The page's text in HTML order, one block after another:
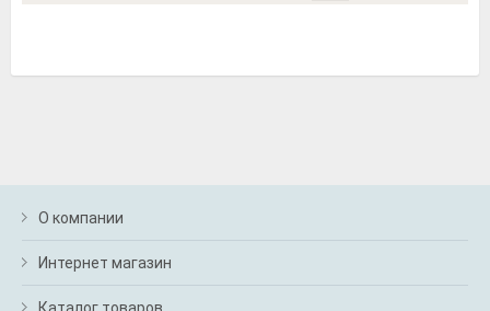
О компании
Интернет магазин